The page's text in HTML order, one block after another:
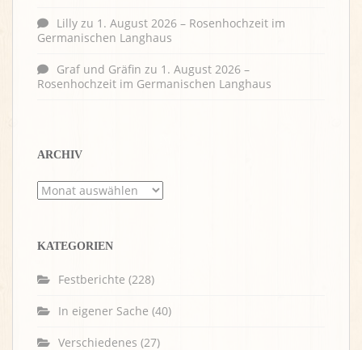
Lilly zu 1. August 2026 – Rosenhochzeit im
Germanischen Langhaus
Graf und Gräfin zu 1. August 2026 –
Rosenhochzeit im Germanischen Langhaus
ARCHIV
Archiv
KATEGORIEN
Festberichte (228)
In eigener Sache (40)
Verschiedenes (27)